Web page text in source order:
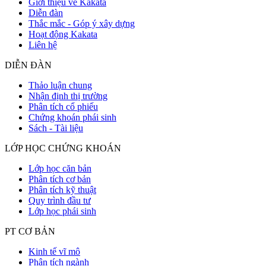
Diễn đàn
Thắc mắc - Góp ý xây dựng
Hoạt động Kakata
Liên hệ
DIỄN ĐÀN
Thảo luận chung
Nhận định thị trường
Phân tích cổ phiếu
Chứng khoán phái sinh
Sách - Tài liệu
LỚP HỌC CHỨNG KHOÁN
Lớp học căn bản
Phân tích cơ bản
Phân tích kỹ thuật
Quy trình đầu tư
Lớp học phái sinh
PT CƠ BẢN
Kinh tế vĩ mô
Phân tích ngành